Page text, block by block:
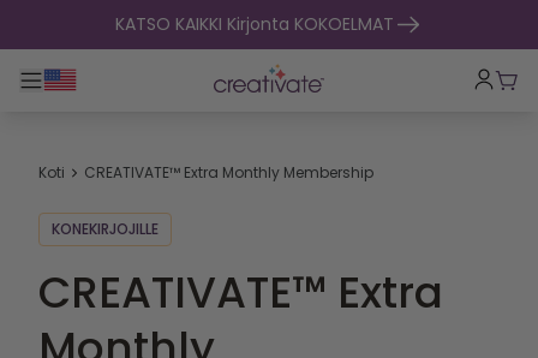
Siirry sisältöönKATSO KAIKKI Kirjonta KOKOELMAT
Toggle päänavigointi
Koti CREATIVATE™ Extra Monthly Membership
KONEKIRJOJILLE
CREATIVATE™ Extra